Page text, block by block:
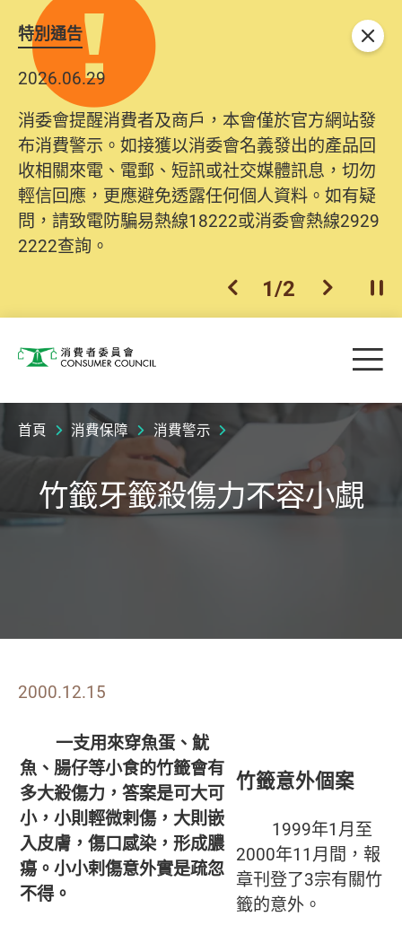
特別通告
2026.06.29
消委會提醒消費者及商戶，本會僅於官方網站發
布消費警示。如接獲以消委會名義發出的產品回
收相關來電、電郵、短訊或社交媒體訊息，切勿
輕信回應，更應避免透露任何個人資料。如有疑
問，請致電防騙易熱線18222或消委會熱線2929
2222查詢。
上一個
1/2 下一個開
關閉
消費者委員會 目
首頁 消費保障 消費警示
竹籤牙籤殺傷力不容小覷
2000.12.15
一支用來穿魚蛋、魷
魚、腸仔等小食的竹籤會有
多大殺傷力，答案是可大可
小，小則輕微剌傷，大則嵌
入皮膚，傷口感染，形成膿
瘍。小小剌傷意外實是疏忽
不得。
竹籤意外個案
1999年1月至
2000年11月間，報
章刊登了3宗有關竹
籤的意外。